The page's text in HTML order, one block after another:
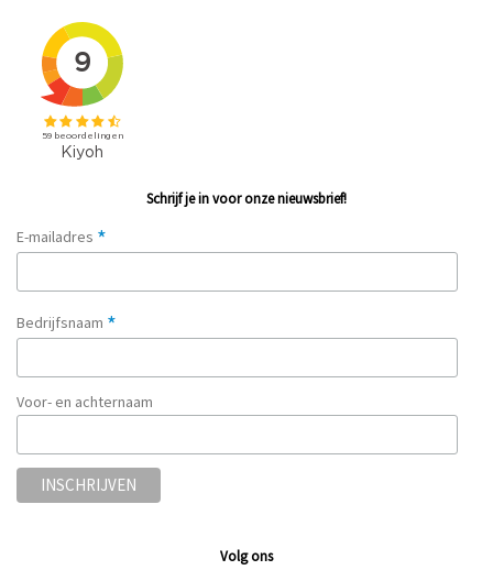
Schrijf je in voor onze nieuwsbrief!
E-mailadres *
Bedrijfsnaam *
Voor- en achternaam
Volg ons